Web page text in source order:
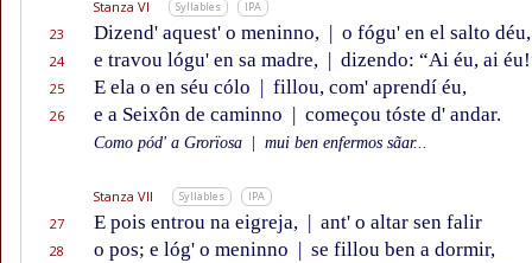
Stanza VI Syllables IPA
23 Dizend' aquest' o meninno, | o fógu' en el salto déu,
24 e travou lógu' en sa madre, | dizendo: “Ai éu, ai
25 E ela o en séu cólo | fillou, com' aprendí éu,
26 e a Seixôn de caminno | começou tóste d' andar.
Como pód' a Grorïosa mui ben enfermos sãar...
Stanza VII Syllables IPA
27 E pois entrou na eigreja, | ant' o altar sen falir
28 o pos; e lóg' o meninno | se fillou ben a dormir,